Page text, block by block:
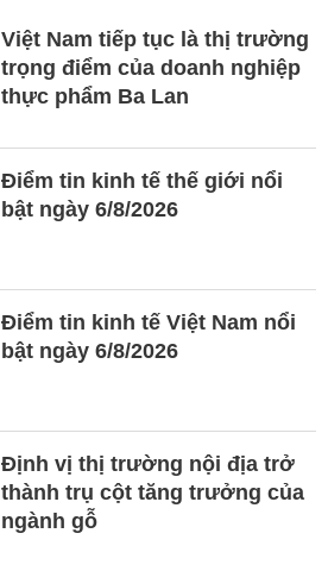
Việt Nam tiếp tục là thị trường
trọng điểm của doanh nghiệp
thực phẩm Ba Lan
Điểm tin kinh tế thế giới nổi
bật ngày 6/8/2026
Điểm tin kinh tế Việt Nam nổi
bật ngày 6/8/2026
Định vị thị trường nội địa trở
thành trụ cột tăng trưởng của
ngành gỗ